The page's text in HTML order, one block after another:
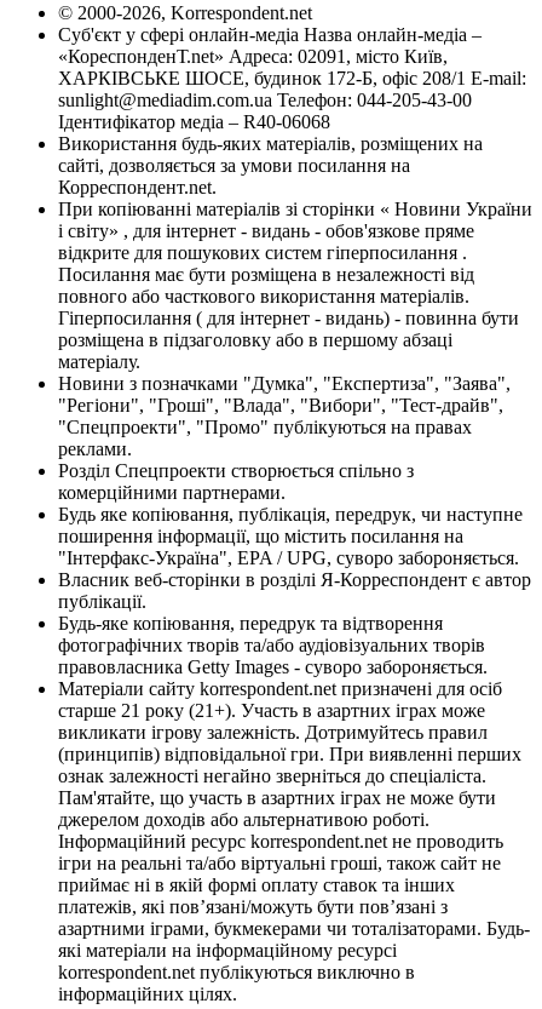
© 2000-2026, Korrespondent.net
Суб'єкт у сфері онлайн-медіа Назва онлайн-медіа –
«КореспонденТ.net» Адреса: 02091, місто Київ,
ХАРКІВСЬКЕ ШОСЕ, будинок 172-Б, офіс 208/1 E-mail:
sunlight@mediadim.com.ua Телефон: 044-205-43-00
Ідентифікатор медіа – R40-06068
Використання будь-яких матеріалів, розміщених на
сайті, дозволяється за умови посилання на
Корреспондент.net.
При копіюванні матеріалів зі сторінки « Новини України
і світу» , для інтернет - видань - обов'язкове пряме
відкрите для пошукових систем гіперпосилання .
Посилання має бути розміщена в незалежності від
повного або часткового використання матеріалів.
Гіперпосилання ( для інтернет - видань) - повинна бути
розміщена в підзаголовку або в першому абзаці
матеріалу.
Новини з позначками "Думка", "Експертиза", "Заява",
"Регіони", "Гроші", "Влада", "Вибори", "Тест-драйв",
"Спецпроекти", "Промо" публікуються на правах
реклами.
Розділ Спецпроекти створюється спільно з
комерційними партнерами.
Будь яке копіювання, публікація, передрук, чи наступне
поширення інформації, що містить посилання на
"Інтерфакс-Україна", EPA / UPG, суворо забороняється.
Власник веб-сторінки в розділі Я-Корреспондент є автор
публікації.
Будь-яке копіювання, передрук та відтворення
фотографічних творів та/або аудіовізуальних творів
правовласника Getty Images - суворо забороняється.
Матеріали сайту korrespondent.net призначені для осіб
старше 21 року (21+). Участь в азартних іграх може
викликати ігрову залежність. Дотримуйтесь правил
(принципів) відповідальної гри. При виявленні перших
ознак залежності негайно зверніться до спеціаліста.
Пам'ятайте, що участь в азартних іграх не може бути
джерелом доходів або альтернативою роботі.
Інформаційний ресурс korrespondent.net не проводить
ігри на реальні та/або віртуальні гроші, також сайт не
приймає ні в якій формі оплату ставок та інших
платежів, які пов’язані/можуть бути пов’язані з
азартними іграми, букмекерами чи тоталізаторами. Будь-
які матеріали на інформаційному ресурсі
korrespondent.net публікуються виключно в
інформаційних цілях.